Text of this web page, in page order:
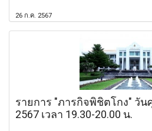
26 ก.ค. 2567
รายการ "ภารกิจพิชิตโกง" วัน
2567 เวลา 19.30-20.00 น.